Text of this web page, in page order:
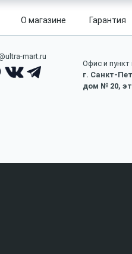
О магазине Гарантия
mart.ru
Офис и
г. Санкт-
дом № 20,